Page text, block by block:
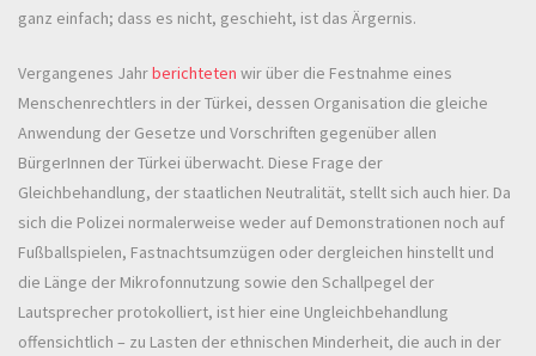
ganz einfach; dass es nicht, geschieht, ist das Ärgernis.
Vergangenes Jahrberichteten wir über die Festnahme eines
Menschenrechtlers in der Türkei, dessen Organisation die gleiche
Anwendung der Gesetze und Vorschriften gegenüber allen
BürgerInnen der Türkei überwacht. Diese Frage der
Gleichbehandlung, der staatlichen Neutralität, stellt sich auch hier. Da
sich die Polizei normalerweise weder auf Demonstrationen noch auf
Fußballspielen, Fastnachtsumzügen oder dergleichen hinstellt und
die Länge der Mikrofonnutzung sowie den Schallpegel der
Lautsprecher protokolliert, ist hier eine Ungleichbehandlung
offensichtlich – zu Lasten der ethnischen Minderheit, die auch in der